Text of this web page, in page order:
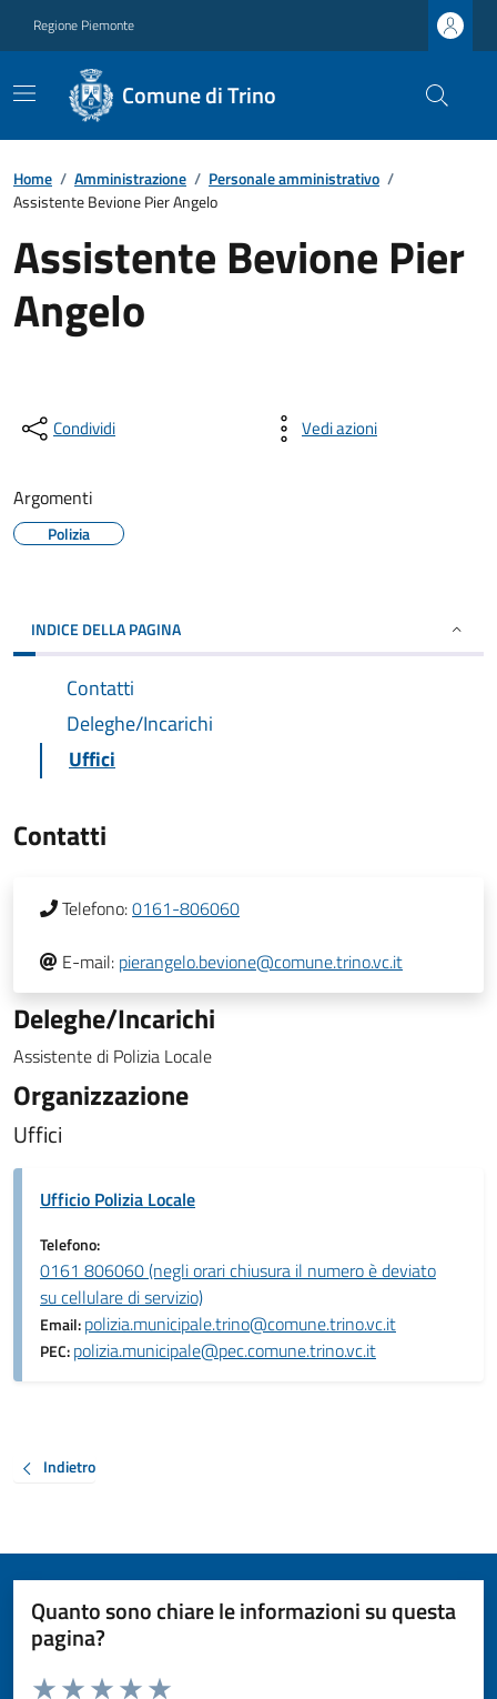
Regione Piemonte
Comune di Trino
Home / Amministrazione / Personale amministrativo /
Assistente Bevione Pier Angelo
Assistente Bevione Pier
Angelo
Condividi Vedi azioni
Argomenti
Polizia
INDICE DELLA PAGINA
Contatti
Deleghe/Incarichi
Uffici
Contatti
Telefono:0161-806060
E-mail: pierangelo.bevione@comune.trino.vc.it
Deleghe/Incarichi
Assistente di Polizia Locale
Organizzazione
Uffici
Ufficio Polizia Locale
Telefono:
0161 806060 (negli orari chiusura il numero è deviato
su cellulare di servizio)
Email:polizia.municipale.trino@comune.trino.vc.it
PEC:polizia.municipale@pec.comune.trino.vc.it
Indietro
Quanto sono chiare le informazioni su questa
pagina?
Valuta da 1 a 5 stelle la pagina